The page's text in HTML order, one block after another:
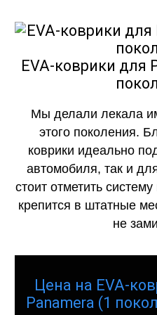
EVA-коврики для
Мы делали лекала
этого поколения.
коврики идеально
автомобиля, так и
стоит отметить
крепится в штатные
не
Цена на EVA-
Panamera (1